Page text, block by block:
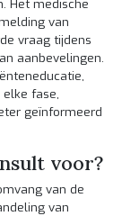
Het medische
van
vraag tijdens
aanbevelingen.
fase,
geïnformeerd
voor?
van de
van